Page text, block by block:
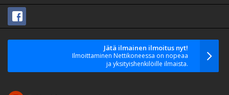
Jätä ilmainen ilmoitus nyt!
Ilmoittaminen Nettikoneessa on nopeaa
ja yksityishenkilöille ilmaista.